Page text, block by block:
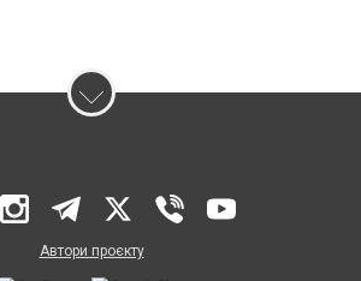
Автори проєкту